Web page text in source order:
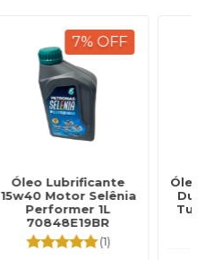
7% OFF
Óleo Lubrificante
15w40 Motor Selênia
Performer 1L
70848E19BR
(1)
Óleo